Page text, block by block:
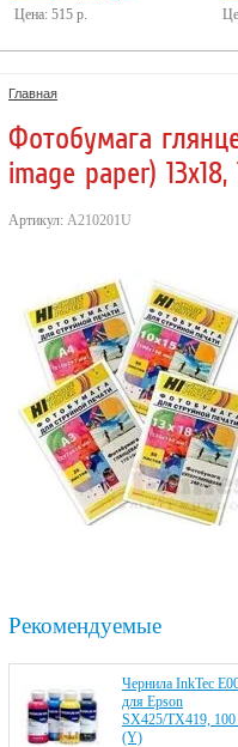
NetProduct (N-
M134, 2,3K
515 р.
5K
Главная
Фотобумага
image paper)
Артикул: A210201U
Рекомендуемые
Чернила InkTec
для Epson
SX425/TX419,
(Y)